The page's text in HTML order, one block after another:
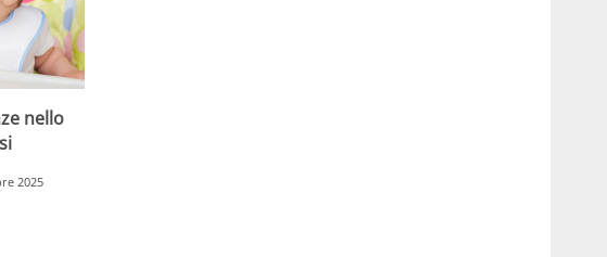
nello
2025